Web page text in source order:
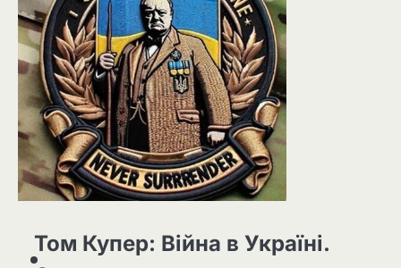
Том Купер: Війна в Україні.